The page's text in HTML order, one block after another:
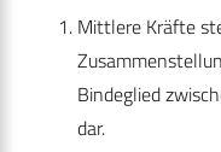
Mittlere Kräfte
Bindeglied
dar.